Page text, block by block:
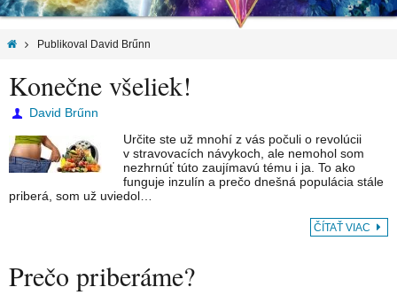
Publikoval David Brűnn
Konečne všeliek!
David Brűnn
Určite ste už mnohí z vás počuli o revolúcii
v stravovacích návykoch, ale nemohol som
nezhrnúť túto zaujímavú tému i ja. To ako
funguje inzulín a prečo dnešná populácia stále
priberá, som už uviedol…
ČÍTAŤ VIAC
Prečo priberáme?